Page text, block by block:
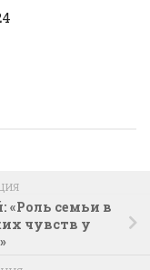
«Роль семьи в
чувств у